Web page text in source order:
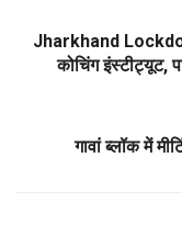
Jharkhand
कोचिंग इंस्टीट्यूट,
गावां ब्लॉक में